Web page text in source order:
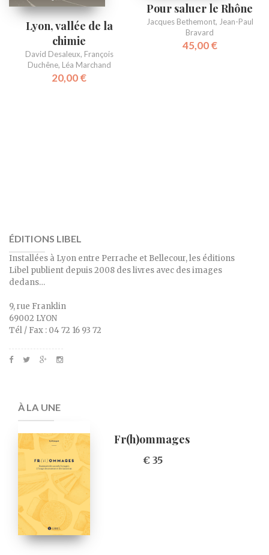
Lyon, vallée de la
chimie
David Desaleux, François
Duchêne, Léa Marchand
20,00€
Pour saluer le Rhône
Jacques Bethemont, Jean-Paul
Bravard
45,00€
ÉDITIONS LIBEL
Installées à Lyon entre Perrache et Bellecour, les éditions
Libel publient depuis 2008 des livres avec des images
dedans…
9, rue Franklin
69002 LYON
Tél / Fax : 04 72 16 93 72
À LA UNE
Fr(h)ommages
€ 35